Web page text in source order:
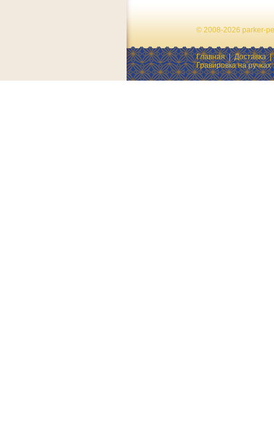
© 2008-2026 parker-
Главная|Доставка
Гравировка на ручках